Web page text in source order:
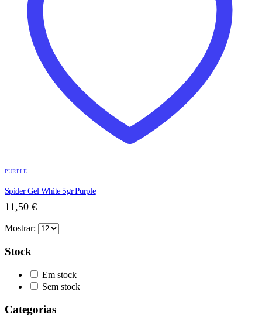
PURPLE
Spider Gel White 5gr Purple
11,50 €
Mostrar:
Stock
Em stock
Sem stock
Categorias